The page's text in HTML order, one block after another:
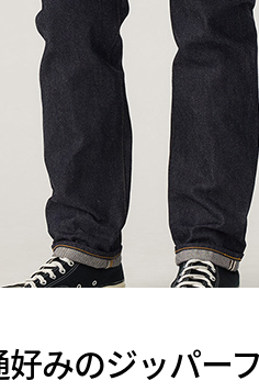
好みのジッパー